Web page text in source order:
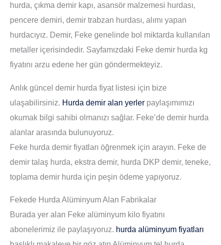
hurda, çıkma demir kapı, asansör malzemesi hurdası,
pencere demiri, demir trabzan hurdası, alımı yapan
hurdacıyız. Demir, Feke genelinde bol miktarda kullanılan
metaller içerisindedir. Sayfamızdaki Feke demir hurda kg
fiyatını arzu edene her gün göndermekteyiz.
Anlık güncel demir hurda fiyat listesi için bize
ulaşabilirsiniz. Hurda demir alan yerler paylaşımımızı
okumak bilgi sahibi olmanızı sağlar. Feke’de demir hurda
alanlar arasında bulunuyoruz.
Feke hurda demir fiyatları öğrenmek için arayın. Feke de
demir talaş hurda, ekstra demir, hurda DKP demir, teneke,
toplama demir hurda için peşin ödeme yapıyoruz.
Fekede Hurda Alüminyum Alan Fabrikalar
Burada yer alan Feke alüminyum kilo fiyatını
abonelerimiz ile paylaşıyoruz. hurda alüminyum fiyatları